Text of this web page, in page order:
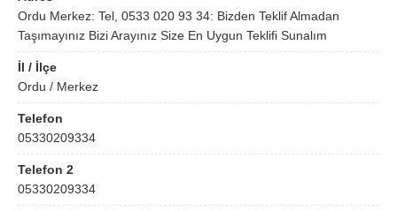
Bartın Batman
Bayburt Bilecik
Bingöl
Bolu
Bursa Çanakkale
Çankırı
Ordu Merkez: Tel, 0533 020 93 34: Bizden Teklif Almadan
Taşımayınız Bizi Arayınız Size En Uygun Teklifi Sunalım
İl / İlçe
Ordu / Merkez
Telefon
05330209334
Telefon 2
05330209334